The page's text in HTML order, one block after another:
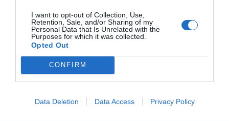
I want to opt-out of Collection, Use,
Retention, Sale, and/or Sharing of my
Personal Data that Is Unrelated with the
Purposes for which it was collected.
Opted Out
CONFIRM
Data Deletion Data Access Privacy Policy
7 de octubre de 2025
5